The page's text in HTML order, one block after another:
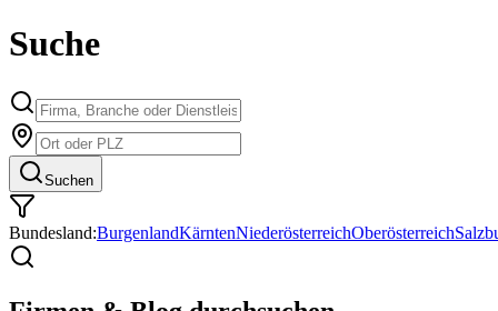
Suche
Suchen
Bundesland:BurgenlandKärntenNiederösterreichOberösterreich